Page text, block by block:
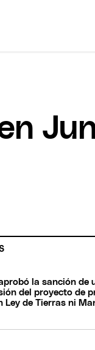
la sanción de
del proyecto de
Ley de Tierras ni